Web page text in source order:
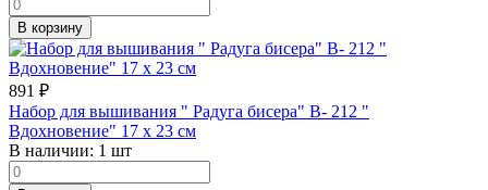
В корзину
891 ₽
Набор для вышивания " Радуга бисера" В- 212 "
Вдохновение" 17 х 23 см
В наличии: 1 шт